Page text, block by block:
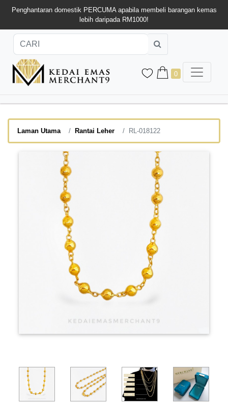
Penghantaran domestik PERCUMA apabila membeli barangan kemas
lebih daripada RM1000!
0
Laman Utama Rantai Leher RL-018122